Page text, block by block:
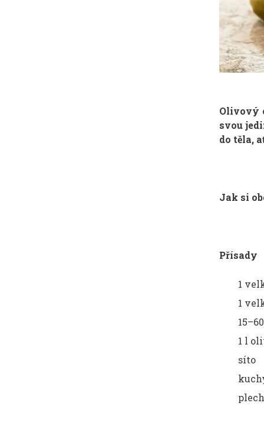
Olivový
svou
do těla,
Jak si
Přísady
1
1
1 l
síto